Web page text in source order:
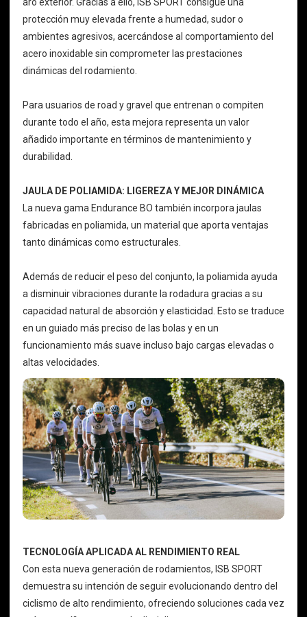
aro exterior. Gracias a ello, ISB SPORT consigue una
protección muy elevada frente a humedad, sudor o
ambientes agresivos, acercándose al comportamiento del
acero inoxidable sin comprometer las prestaciones
dinámicas del rodamiento.
Para usuarios de road y gravel que entrenan o compiten
durante todo el año, esta mejora representa un valor
añadido importante en términos de mantenimiento y
durabilidad.
JAULA DE POLIAMIDA: LIGEREZA Y MEJOR DINÁMICA
La nueva gama Endurance BO también incorpora jaulas
fabricadas en poliamida, un material que aporta ventajas
tanto dinámicas como estructurales.
Además de reducir el peso del conjunto, la poliamida ayuda
a disminuir vibraciones durante la rodadura gracias a su
capacidad natural de absorción y elasticidad. Esto se traduce
en un guiado más preciso de las bolas y en un
funcionamiento más suave incluso bajo cargas elevadas o
altas velocidades.
TECNOLOGÍA APLICADA AL RENDIMIENTO REAL
Con esta nueva generación de rodamientos, ISB SPORT
demuestra su intención de seguir evolucionando dentro del
ciclismo de alto rendimiento, ofreciendo soluciones cada vez